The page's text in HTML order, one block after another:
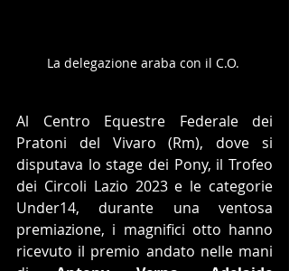
La delegazione araba con il C.O.
Al Centro Equestre Federale dei
Pratoni del Vivaro (Rm), dove si
disputava lo stage dei Pony, il Trofeo
dei Circoli Lazio 2023 e le categorie
Under14, durante una ventosa
premiazione, i magnifici otto hanno
ricevuto il premio andato nelle mani